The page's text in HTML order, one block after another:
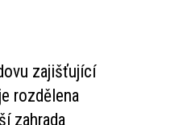
zajišťující
rozdělena
zahrada